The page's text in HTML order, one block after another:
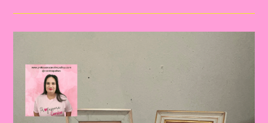
|Páscoa
Educação
Tradições